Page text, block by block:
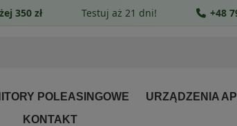
POLEASINGOWE URZĄDZENIA
KONTAKT
350 zł Testuj aż 21 dni! +48